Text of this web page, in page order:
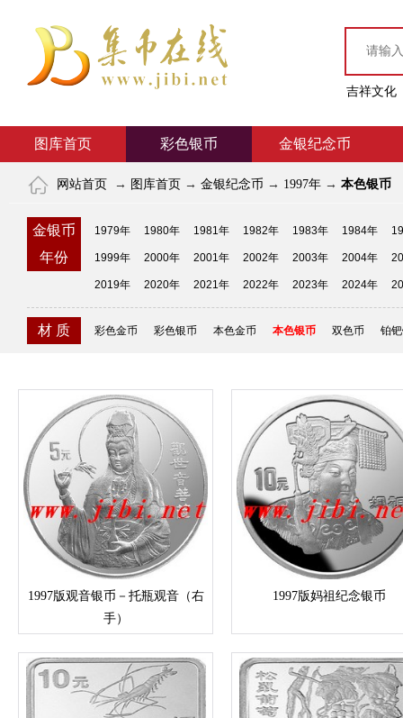
吉祥文化
图库首页 彩色银币 金银纪念币
网站首页 → 图库首页 → 金银纪念币 → 1997年 → 本色银币
金银币
年份
1979年 1980年 1981年 1982年 1983年 1984年
1999年 2000年 2001年 2002年 2003年 2004年
2019年 2020年 2021年 2022年 2023年 2024年
材 质 彩色金币 彩色银币 本色金币 本色银币 双色币 铂
1997版观音银币－托瓶观音（右
手）
1997版妈祖纪念银币